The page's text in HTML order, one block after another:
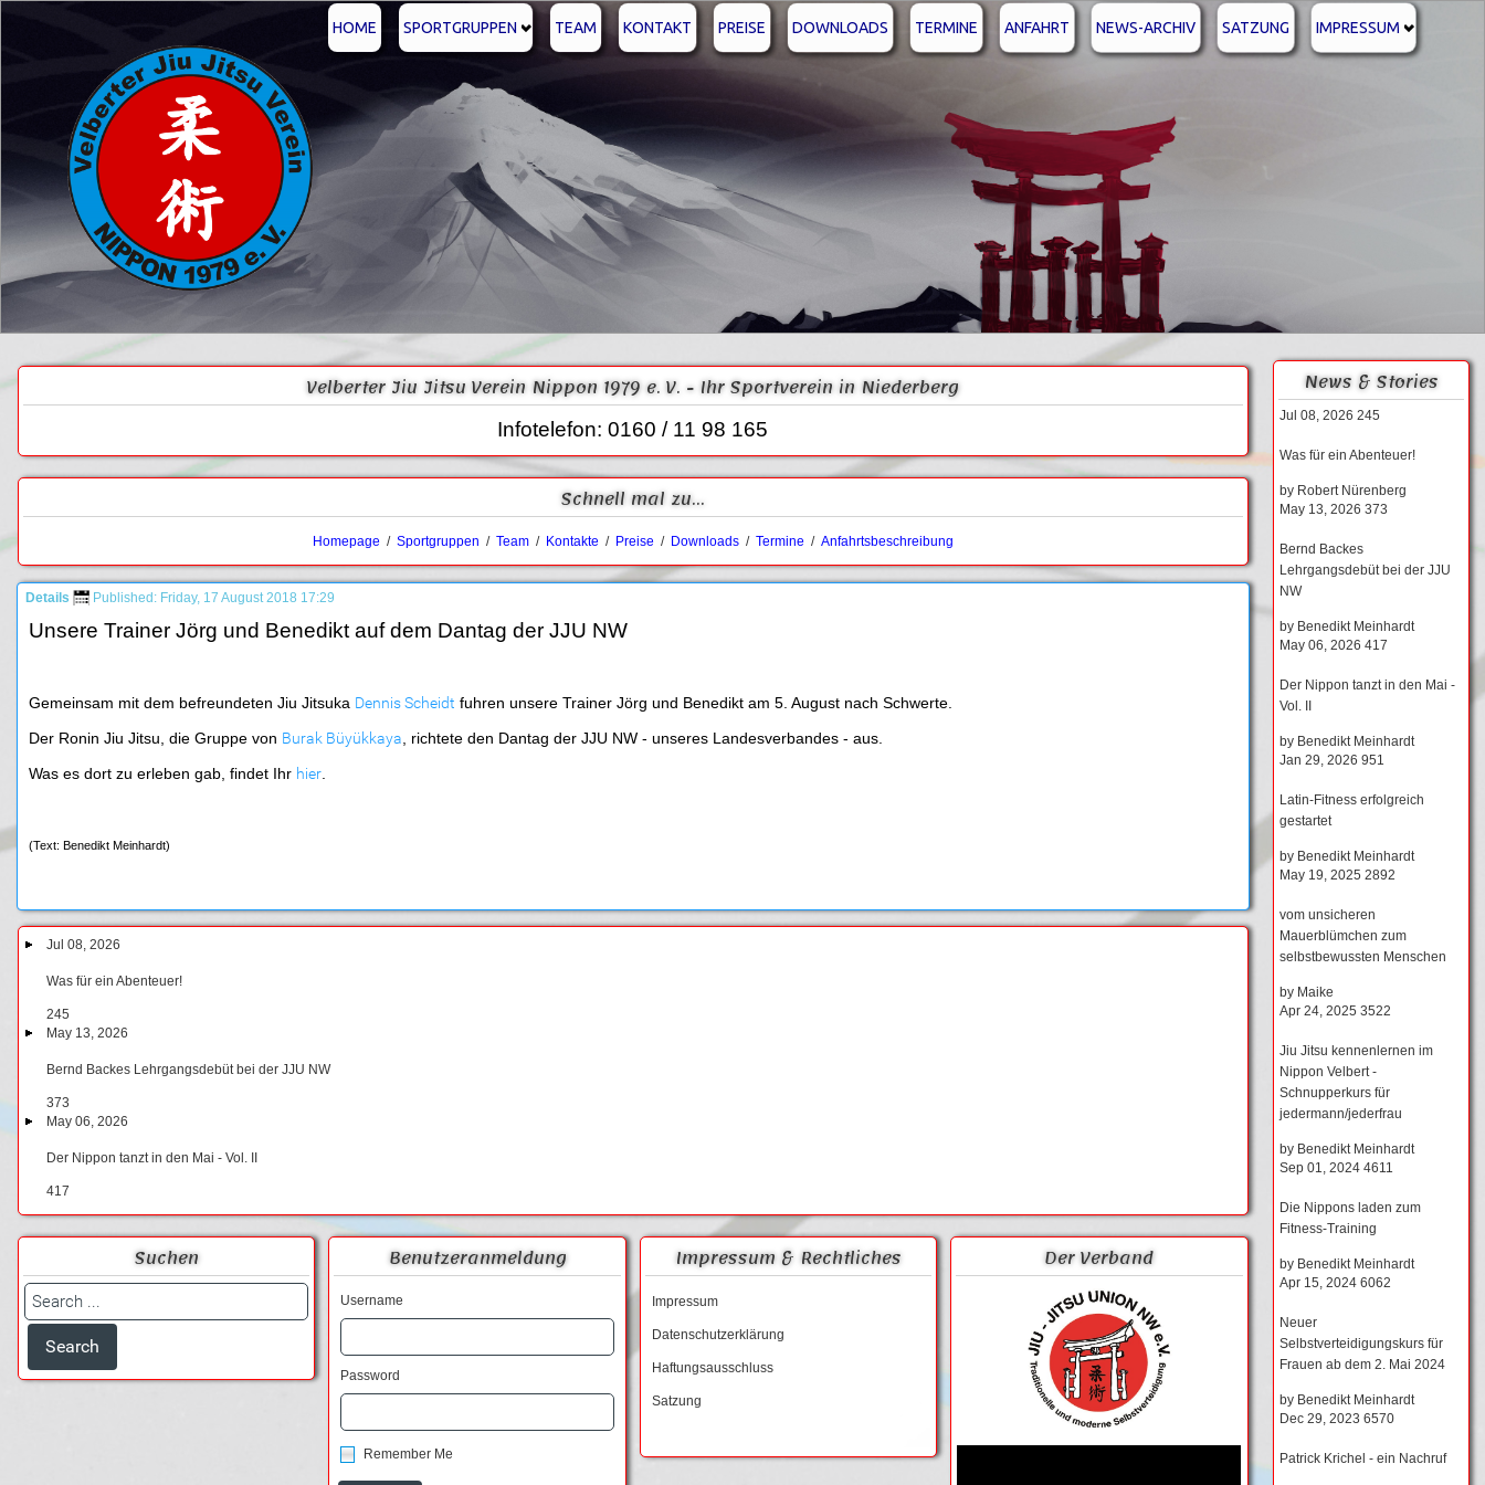
HOME SPORTGRUPPEN TEAM KONTAKT PREISE DOWNLOADS TERMINE ANFAHRT NEWS-ARCHIV SATZUNG IMPRESSUM
Velberter Jiu Jitsu Verein Nippon 1979 e. V. - Ihr Sportverein in Niederberg
Infotelefon: 0160 / 11 98 165
Schnell mal zu...
Homepage / Sportgruppen / Team/ Kontakte / Preise / Downloads/ Termine / Anfahrtsbeschreibung
Details Published: Friday, 17 August 2018 17:29
Unsere Trainer Jörg und Benedikt auf dem Dantag der JJU NW
Gemeinsam mit dem befreundeten Jiu Jitsuka Dennis Scheidt fuhren unsere Trainer Jörg und Benedikt am 5. August nach Schwerte.
Der Ronin Jiu Jitsu, die Gruppe von Burak Büyükkaya, richtete den Dantag der JJU NW - unseres Landesverbandes - aus.
Was es dort zu erleben gab, findet Ihr hier.
(Text: Benedikt Meinhardt)
Jul 08, 2026
Was für ein Abenteuer!
245
May 13, 2026
Bernd Backes Lehrgangsdebüt bei der JJU NW
373
May 06, 2026
Der Nippon tanzt in den Mai - Vol. II
417
Suchen Benutzeranmeldung
Username
Password
Remember Me
Impressum & Rechtliches
Impressum
Datenschutzerklärung
Haftungsausschluss
Satzung
Der Verband
News & Stories
Jul 08, 2026 245
Was für ein Abenteuer!
by Robert Nürenberg
May 13, 2026 373
Bernd Backes
Lehrgangsdebüt bei der JJU
NW
by Benedikt Meinhardt
May 06, 2026 417
Der Nippon tanzt in den Mai -
Vol. II
by Benedikt Meinhardt
Jan 29, 2026 951
Latin-Fitness erfolgreich
gestartet
by Benedikt Meinhardt
May 19, 2025 2892
vom unsicheren
Mauerblümchen zum
selbstbewussten Menschen
by Maike
Apr 24, 2025 3522
Jiu Jitsu kennenlernen im
Nippon Velbert -
Schnupperkurs für
jedermann/jederfrau
by Benedikt Meinhardt
Sep 01, 2024 4611
Die Nippons laden zum
Fitness-Training
by Benedikt Meinhardt
Apr 15, 2024 6062
Neuer
Selbstverteidigungskurs für
Frauen ab dem 2. Mai 2024
by Benedikt Meinhardt
Dec 29, 2023 6570
Patrick Krichel - ein Nachruf